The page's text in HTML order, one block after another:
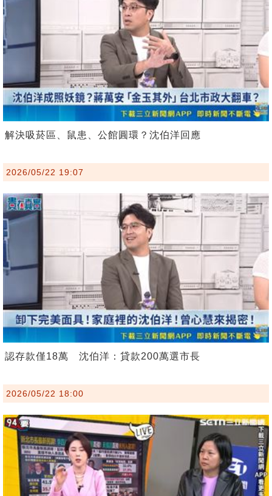
解決吸菸區、鼠患、公館圓環？沈伯洋回應
2026/05/22 19:07
認存款僅18萬 沈伯洋：貸款200萬選市長
2026/05/22 18:00